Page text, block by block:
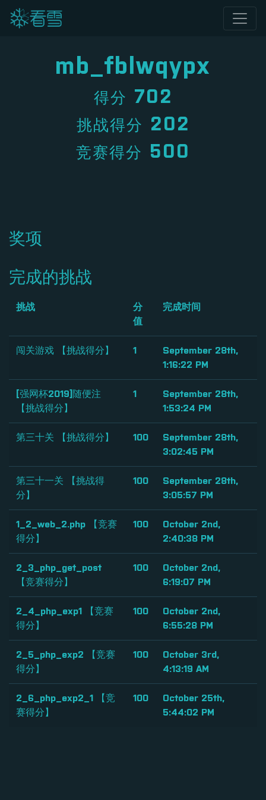
mb_fblwqypx
得分 702
挑战得分 202
竞赛得分 500
奖项
完成的挑战
挑战
分
值
完成时间
闯关游戏 【挑战得分】 1
September 28th,
1:16:22 PM
[强网杯2019]随便注
【挑战得分】
1
September 28th,
1:53:24 PM
第三十关 【挑战得分】 100
September 28th,
3:02:45 PM
第三十一关 【挑战得
分】
100
September 28th,
3:05:57 PM
1_2_web_2.php 【竞赛
得分】
100
October 2nd,
2:40:38 PM
2_3_php_get_post
【竞赛得分】
100
October 2nd,
6:19:07 PM
2_4_php_exp1 【竞赛
得分】
100
October 2nd,
6:55:28 PM
2_5_php_exp2 【竞赛
得分】
100
October 3rd,
4:13:19 AM
2_6_php_exp2_1 【竞
赛得分】
100
October 25th,
5:44:02 PM